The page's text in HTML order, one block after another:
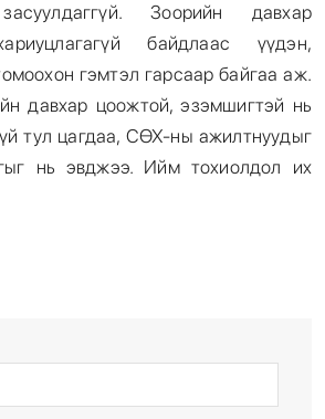
Зоорийн давхар
байдлаас үүдэн,
гэмтэл гарсаар байгаа аж.
давхар цоожтой, эзэмшигтэй нь
тул цагдаа, СӨХ-ны ажилтнуудыг
нь эвджээ. Ийм тохиолдол их